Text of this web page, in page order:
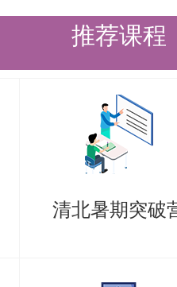
科学以及人工智
信息交互的核心
器与执行器、集
进微纳加工技术
推荐课程
清北暑期突破